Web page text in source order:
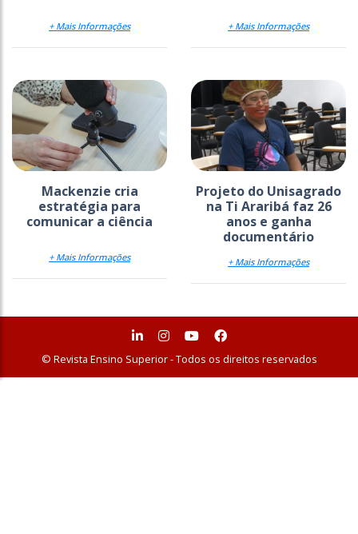
+ Mais Informações + Mais Informações
Mackenzie cria
estratégia para
comunicar a ciência
+ Mais Informações
Projeto do Unisagrado
na Ti Araribá faz 26
anos e ganha
documentário
+ Mais Informações
© Revista Ensino Superior - Todos os direitos reservados